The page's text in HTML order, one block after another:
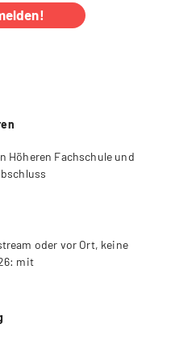
Höheren Fachschule und
oder vor Ort, keine
mit